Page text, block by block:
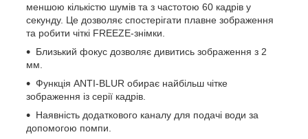
меншою кількістю шумів та з частотою 60 кадрів у
секунду. Це дозволяє спостерігати плавне зображення
та робити чіткі FREEZE-знімки.
Близький фокус дозволяє дивитись зображення з 2
мм.
Функція ANTI-BLUR обирає найбільш чітке
зображення із серії кадрів.
Наявність додаткового каналу для подачі води за
допомогою помпи.